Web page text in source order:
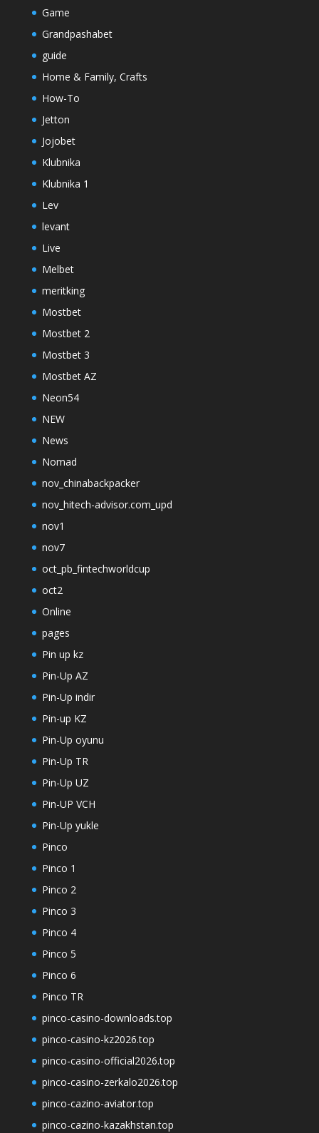
Game
Grandpashabet
guide
Home & Family, Crafts
How-To
Jetton
Jojobet
Klubnika
Klubnika 1
Lev
levant
Live
Melbet
meritking
Mostbet
Mostbet 2
Mostbet 3
Mostbet AZ
Neon54
NEW
News
Nomad
nov_chinabackpacker
nov_hitech-advisor.com_upd
nov1
nov7
oct_pb_fintechworldcup
oct2
Online
pages
Pin up kz
Pin-Up AZ
Pin-Up indir
Pin-up KZ
Pin-Up oyunu
Pin-Up TR
Pin-Up UZ
Pin-UP VCH
Pin-Up yukle
Pinco
Pinco 1
Pinco 2
Pinco 3
Pinco 4
Pinco 5
Pinco 6
Pinco TR
pinco-casino-downloads.top
pinco-casino-kz2026.top
pinco-casino-official2026.top
pinco-casino-zerkalo2026.top
pinco-cazino-aviator.top
pinco-cazino-kazakhstan.top